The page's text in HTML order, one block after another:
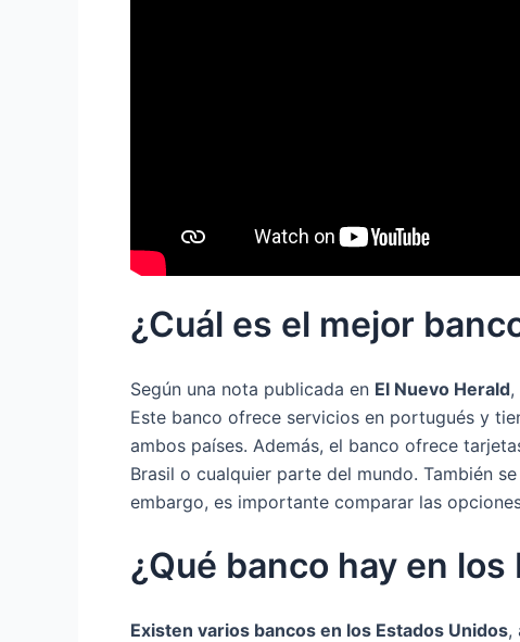
¿Cuál es el mejor
Según una nota publicada en El Nuevo Herald,
Este banco ofrece servicios en portugués y
ambos países. Además, el banco ofrece
Brasil o cualquier parte del mundo. También
embargo, es importante comparar las
¿Qué banco hay en
Existen varios bancos en los Estados Unidos,